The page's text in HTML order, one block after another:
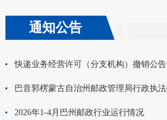
通知公告
快递业务经营许可（分支机构）撤销公告
2026年1-4月巴州邮政行业运行情况